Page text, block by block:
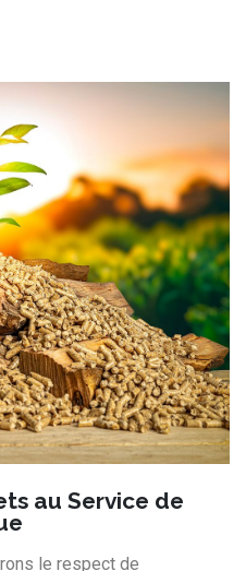
au Service de
le respect de